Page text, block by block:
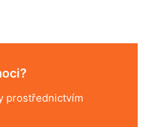
prostřednictvím